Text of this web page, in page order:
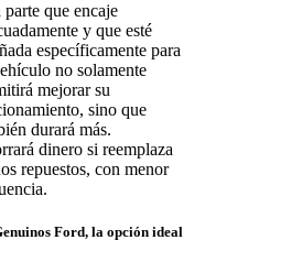
parte que encaje
y que esté
específicamente para
no solamente
mejorar su
sino que
durará más.
dinero si reemplaza
repuestos, con menor
Ford, la opción ideal